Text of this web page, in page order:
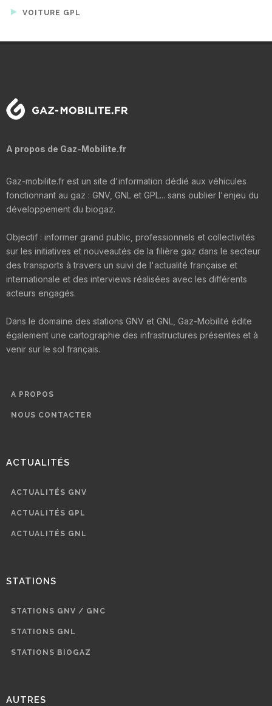
VOITURE GPL
A propos de Gaz-Mobilite.fr
Gaz-mobilite.fr est un site d'information dédié aux véhicules
fonctionnant au gaz : GNV, GNL et GPL... sans oublier l'enjeu du
développement du biogaz.
Objectif : informer grand public, professionnels et collectivités
sur les initiatives et nouveautés de la filière gaz dans le secteur
des transports à travers un suivi de l'actualité française et
internationale et des interviews réalisées avec les différents
acteurs engagés.
Dans le domaine des stations GNV et GNL, Gaz-Mobilité édite
également une cartographie des infrastructures présentes et à
venir sur le sol français.
A PROPOS
NOUS CONTACTER
ACTUALITÉS
ACTUALITÉS GNV
ACTUALITÉS GPL
ACTUALITÉS GNL
STATIONS
STATIONS GNV / GNC
STATIONS GNL
STATIONS BIOGAZ
AUTRES